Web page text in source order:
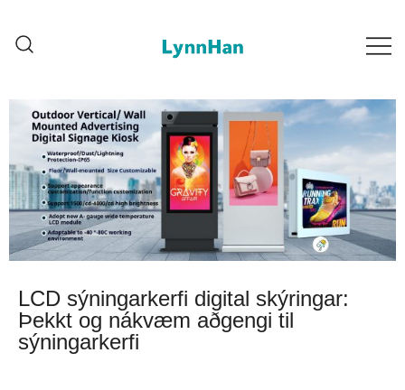
Nýtslyntari |
LED/OLED/LCD/E-paper
sjávarbóð
LED/OLED/LCD/E-paper sjávarbóð
LCD sýningarkerfi digital skýringar:
Þekkt og nákvæm aðgengi til
sýningarkerfi